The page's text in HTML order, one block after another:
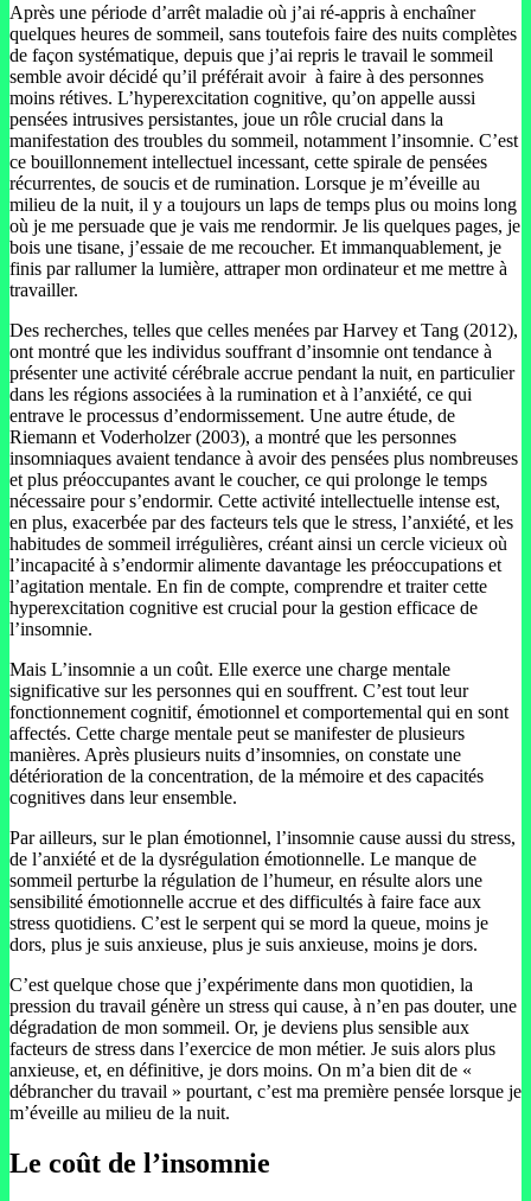
Après une période d’arrêt maladie où j’ai ré-appris à enchaîner
quelques heures de sommeil, sans toutefois faire des nuits complètes
de façon systématique, depuis que j’ai repris le travail le sommeil
semble avoir décidé qu’il préférait avoir à faire à des personnes
moins rétives. L’hyperexcitation cognitive, qu’on appelle aussi
pensées intrusives persistantes, joue un rôle crucial dans la
manifestation des troubles du sommeil, notamment l’insomnie. C’est
ce bouillonnement intellectuel incessant, cette spirale de pensées
récurrentes, de soucis et de rumination. Lorsque je m’éveille au
milieu de la nuit, il y a toujours un laps de temps plus ou moins long
où je me persuade que je vais me rendormir. Je lis quelques pages, je
bois une tisane, j’essaie de me recoucher. Et immanquablement, je
finis par rallumer la lumière, attraper mon ordinateur et me mettre à
travailler.
Des recherches, telles que celles menées par Harvey et Tang (2012),
ont montré que les individus souffrant d’insomnie ont tendance à
présenter une activité cérébrale accrue pendant la nuit, en particulier
dans les régions associées à la rumination et à l’anxiété, ce qui
entrave le processus d’endormissement. Une autre étude, de
Riemann et Voderholzer (2003), a montré que les personnes
insomniaques avaient tendance à avoir des pensées plus nombreuses
et plus préoccupantes avant le coucher, ce qui prolonge le temps
nécessaire pour s’endormir. Cette activité intellectuelle intense est,
en plus, exacerbée par des facteurs tels que le stress, l’anxiété, et les
habitudes de sommeil irrégulières, créant ainsi un cercle vicieux où
l’incapacité à s’endormir alimente davantage les préoccupations et
l’agitation mentale. En fin de compte, comprendre et traiter cette
hyperexcitation cognitive est crucial pour la gestion efficace de
l’insomnie.
Mais L’insomnie a un coût. Elle exerce une charge mentale
significative sur les personnes qui en souffrent. C’est tout leur
fonctionnement cognitif, émotionnel et comportemental qui en sont
affectés. Cette charge mentale peut se manifester de plusieurs
manières. Après plusieurs nuits d’insomnies, on constate une
détérioration de la concentration, de la mémoire et des capacités
cognitives dans leur ensemble.
Par ailleurs, sur le plan émotionnel, l’insomnie cause aussi du stress,
de l’anxiété et de la dysrégulation émotionnelle. Le manque de
sommeil perturbe la régulation de l’humeur, en résulte alors une
sensibilité émotionnelle accrue et des difficultés à faire face aux
stress quotidiens. C’est le serpent qui se mord la queue, moins je
dors, plus je suis anxieuse, plus je suis anxieuse, moins je dors.
C’est quelque chose que j’expérimente dans mon quotidien, la
pression du travail génère un stress qui cause, à n’en pas douter, une
dégradation de mon sommeil. Or, je deviens plus sensible aux
facteurs de stress dans l’exercice de mon métier. Je suis alors plus
anxieuse, et, en définitive, je dors moins. On m’a bien dit de «
débrancher du travail » pourtant, c’est ma première pensée lorsque je
m’éveille au milieu de la nuit.
Le coût de l’insomnie